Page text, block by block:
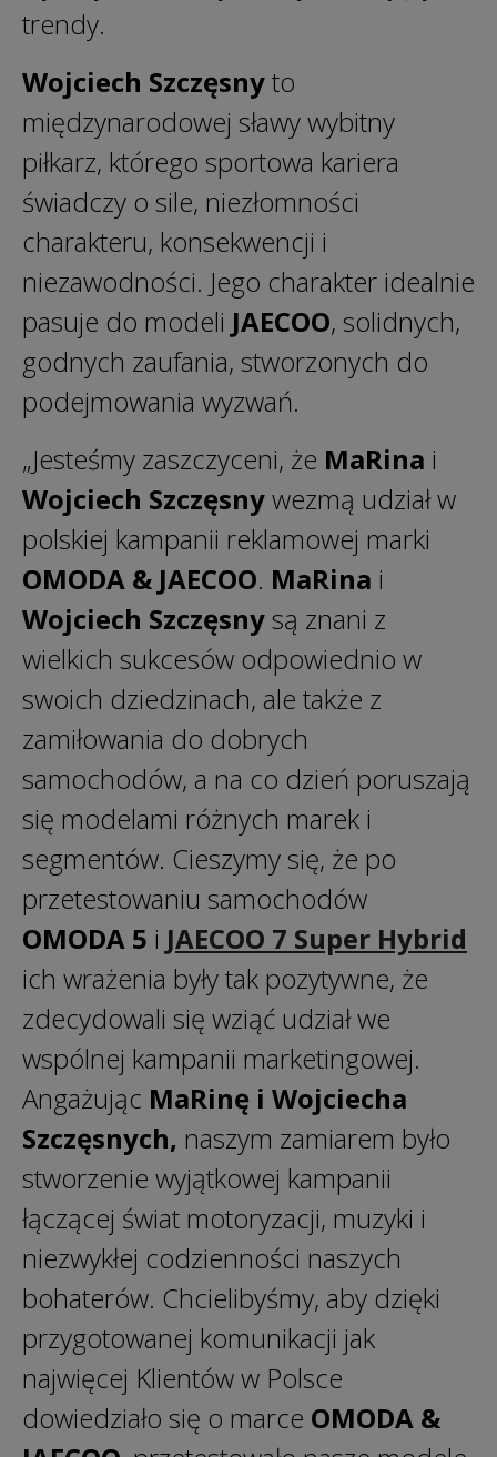
trendy.
Wojciech Szczęsnyto
międzynarodowej sławy wybitny
piłkarz, którego sportowa kariera
świadczy o sile, niezłomności
charakteru, konsekwencji i
niezawodności. Jego charakter idealnie
pasuje do modeli JAECOO, solidnych,
godnych zaufania, stworzonych do
podejmowania wyzwań.
„Jesteśmy zaszczyceni, że MaRina i
Wojciech Szczęsnywezmą udział w
polskiej kampanii reklamowej marki
OMODA & JAECOO. MaRina i
Wojciech Szczęsnysą znani z
wielkich sukcesów odpowiednio w
swoich dziedzinach, ale także z
zamiłowania do dobrych
samochodów, a na co dzień poruszają
się modelami różnych marek i
segmentów. Cieszymy się, że po
przetestowaniu samochodów
OMODA 5 i JAECOO 7 Super Hybrid
ich wrażenia były tak pozytywne, że
zdecydowali się wziąć udział we
wspólnej kampanii marketingowej.
Angażując MaRinę i Wojciecha
Szczęsnych, naszym zamiarem było
stworzenie wyjątkowej kampanii
łączącej świat motoryzacji, muzyki i
niezwykłej codzienności naszych
bohaterów. Chcielibyśmy, aby dzięki
przygotowanej komunikacji jak
najwięcej Klientów w Polsce
dowiedziało się o marce OMODA &